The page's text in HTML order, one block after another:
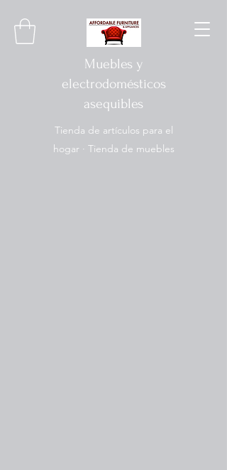
Muebles y
electrodomésticos
asequibles
Tienda de artículos para el
hogar · Tienda de muebles